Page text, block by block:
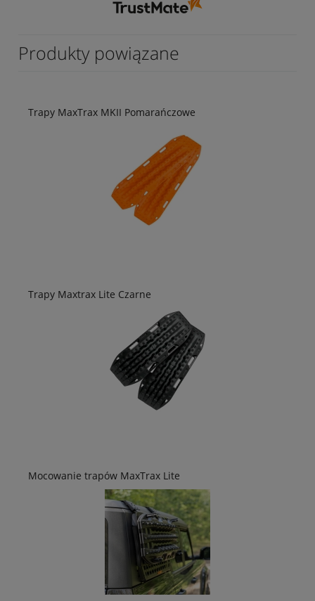
Produkty powiązane
Trapy MaxTrax MKII Pomarańczowe
Trapy Maxtrax Lite Czarne
Mocowanie trapów MaxTrax Lite